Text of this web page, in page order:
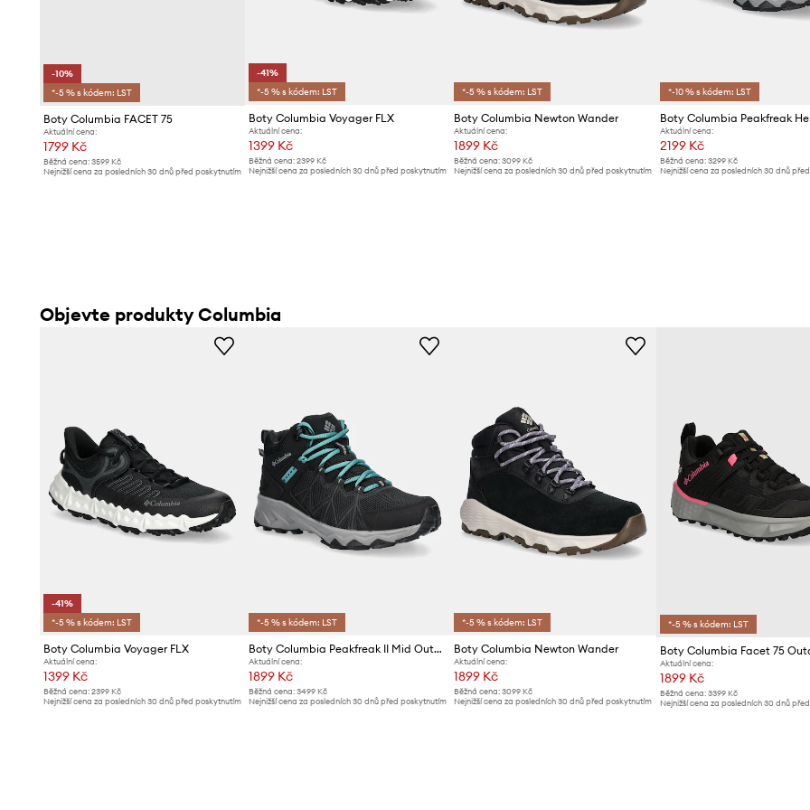
-10%
*-5 % s kódem: LST
Boty Columbia FACET 75
Aktuální cena:
1799 Kč
Běžná cena: 3599 Kč
Nejnižší cena za posledních 30 dnů před poskytnutím
-41%
*-5 % s kódem: LST
Boty Columbia Voyager FLX
Aktuální cena:
1399 Kč
Běžná cena:2399 Kč
Nejnižší cena za posledních 30 dnů před poskytnutím
*-5 % s kódem: LST
Boty Columbia Newton Wander
Aktuální cena:
1899 Kč
Běžná cena: 3099 Kč
Nejnižší cena za posledních 30 dnů před poskytnutím
*-10 % s kódem: LST
Aktuální cena:
2199 Kč
Běžná cena: 3299 Kč
Nejnižší cena za posledních 30 dnů
Objevte produkty Columbia
-41%
*-5 % s kódem: LST
Boty Columbia Voyager FLX
Aktuální cena:
1399 Kč
Běžná cena: 2399 Kč
Nejnižší cena za posledních 30 dnů před poskytnutím
*-5 % s kódem: LST
Boty Columbia Peakfreak II Mid Outdry
Aktuální cena:
1899 Kč
Běžná cena:3499 Kč
Nejnižší cena za posledních 30 dnů před poskytnutím
*-5 % s kódem: LST
Boty Columbia Newton Wander
Aktuální cena:
1899 Kč
Běžná cena: 3099 Kč
Nejnižší cena za posledních 30 dnů před poskytnutím
*-5 % s kódem: LST
Boty Columbia Facet 75
Aktuální cena:
1899 Kč
Běžná cena: 3399 Kč
Nejnižší cena za posledních 30 dnů